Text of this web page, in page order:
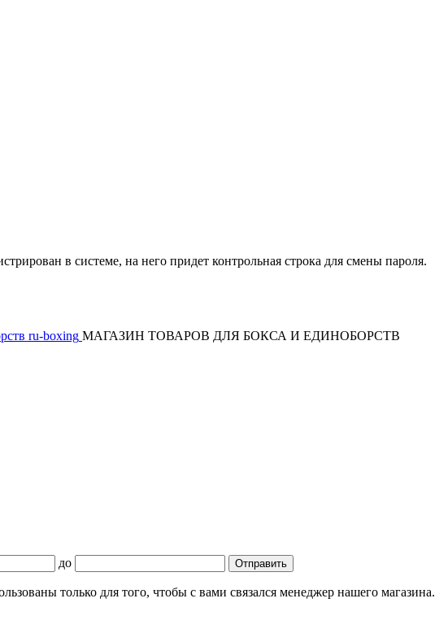
в системе, на него придет контрольная строка для смены пароля.
МАГАЗИН ТОВАРОВ ДЛЯ БОКСА И ЕДИНОБОРСТВ
до
только для того, чтобы с вами связался менеджер нашего магазина.